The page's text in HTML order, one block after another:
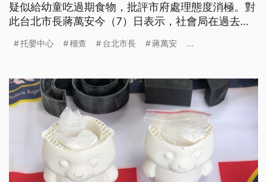
疑似給幼童吃過期食物，批評市府處理態度消極。對
此台北市長蔣萬安今（7）日表示，社會局在過去半
對於集團式經營的園所設有檢核機制，若有業者被廢
托嬰中心 稽查 台北市長 蔣萬安 ...